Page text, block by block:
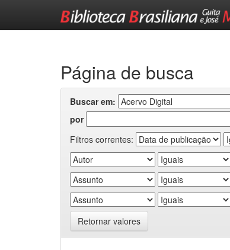
Página de busca
Buscar em:
por
Filtros correntes:
Retornar valores